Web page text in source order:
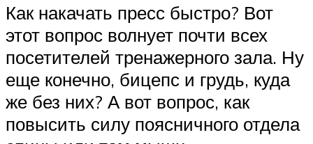
Как накачать пресс быстро? Вот
этот вопрос волнует почти всех
посетителей тренажерного зала. Ну
еще конечно, бицепс и грудь, куда
же без них? А вот вопрос, как
повысить силу поясничного отдела